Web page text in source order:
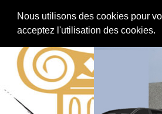
Nous utilisons des cookies pour
acceptez l'utilisation des cookies.